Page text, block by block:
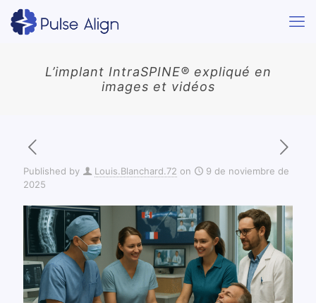
L’implant IntraSPINE® expliqué en
images et vidéos
Published by Louis.Blanchard.72 on
9 de noviembre de
2025